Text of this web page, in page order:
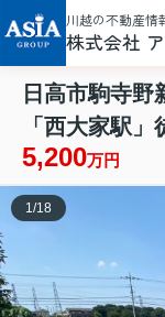
川越の不動産情
株式会社
日高市駒寺
「西大家駅」
5,200万円
1 /18